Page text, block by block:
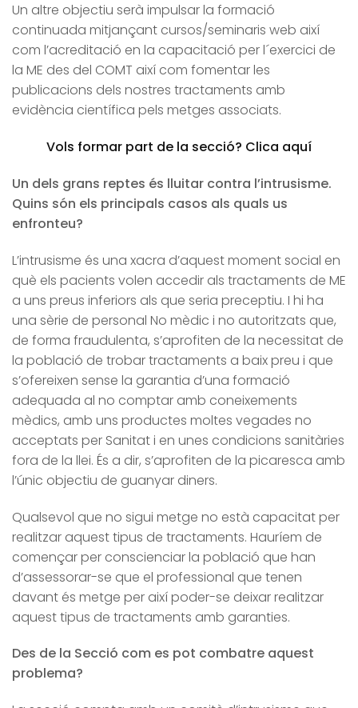
Un altre objectiu serà impulsar la formació
continuada mitjançant cursos/seminaris web així
com l’acreditació en la capacitació per l´exercici de
la ME des del COMT així com fomentar les
publicacions dels nostres tractaments amb
evidència científica pels metges associats.
Vols formar part de la secció? Clica aquí
Un dels grans reptes és lluitar contra l’intrusisme.
Quins són els principals casos als quals us
enfronteu?
L’intrusisme és una xacra d’aquest moment social en
què els pacients volen accedir als tractaments de ME
a uns preus inferiors als que seria preceptiu. I hi ha
una sèrie de personal No mèdic i no autoritzats que,
de forma fraudulenta, s’aprofiten de la necessitat de
la població de trobar tractaments a baix preu i que
s’ofereixen sense la garantia d’una formació
adequada al no comptar amb coneixements
mèdics, amb uns productes moltes vegades no
acceptats per Sanitat i en unes condicions sanitàries
fora de la llei. És a dir, s’aprofiten de la picaresca amb
l’únic objectiu de guanyar diners.
Qualsevol que no sigui metge no està capacitat per
realitzar aquest tipus de tractaments. Hauríem de
començar per conscienciar la població que han
d’assessorar-se que el professional que tenen
davant és metge per així poder-se deixar realitzar
aquest tipus de tractaments amb garanties.
Des de la Secció com es pot combatre aquest
problema?